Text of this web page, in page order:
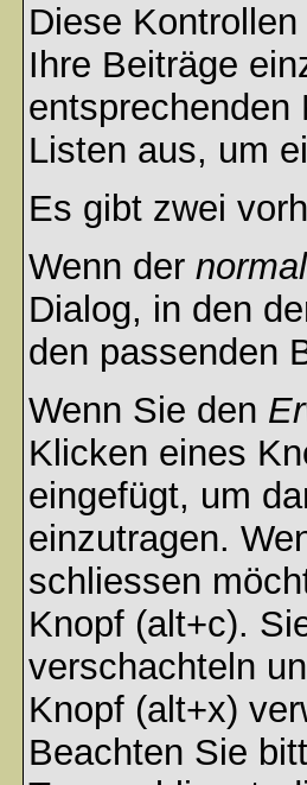
Diese
Ihre Beiträge
entsprechenden
Listen aus, um
Es gibt zwei
Wenn der
Dialog, in den
den passenden
Wenn Sie den
Klicken eines
eingefügt, um
einzutragen.
schliessen
Knopf (alt+c).
verschachteln
Knopf (alt+x)
Beachten Sie